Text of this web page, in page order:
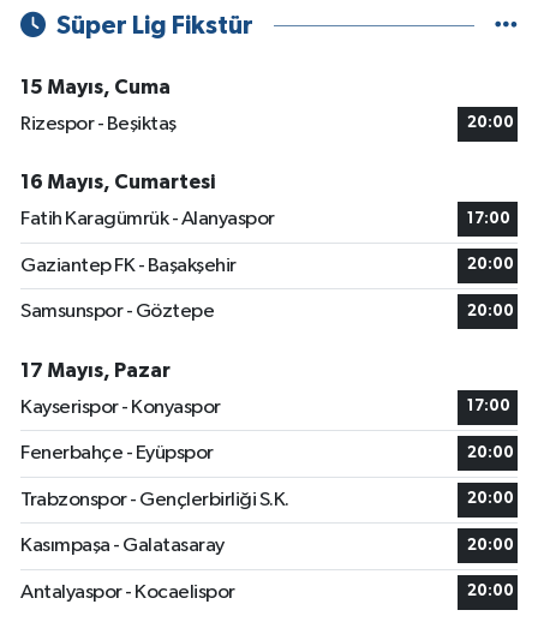
Süper Lig Fikstür
15 Mayıs, Cuma
Rizespor - Beşiktaş
20:00
16 Mayıs, Cumartesi
Fatih Karagümrük - Alanyaspor
17:00
Gaziantep FK - Başakşehir 20:00
Samsunspor - Göztepe 20:00
17 Mayıs, Pazar
Kayserispor - Konyaspor
17:00
Fenerbahçe - Eyüpspor 20:00
Trabzonspor - Gençlerbirliği S.K. 20:00
Kasımpaşa - Galatasaray 20:00
Antalyaspor - Kocaelispor 20:00